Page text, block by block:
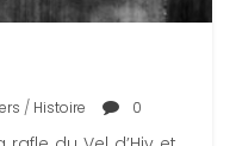
/ Histoire 0